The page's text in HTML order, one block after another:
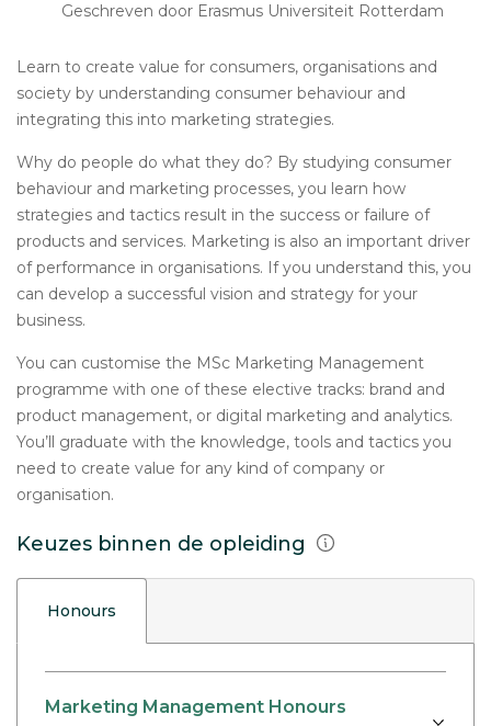
Geschreven door Erasmus Universiteit Rotterdam
Learn to create value for consumers, organisations and
society by understanding consumer behaviour and
integrating this into marketing strategies.
Why do people do what they do? By studying consumer
behaviour and marketing processes, you learn how
strategies and tactics result in the success or failure of
products and services. Marketing is also an important driver
of performance in organisations. If you understand this, you
can develop a successful vision and strategy for your
business.
You can customise the MSc Marketing Management
programme with one of these elective tracks: brand and
product management, or digital marketing and analytics.
You’ll graduate with the knowledge, tools and tactics you
need to create value for any kind of company or
organisation.
Keuzes binnen de opleiding
Honours
Marketing Management Honours